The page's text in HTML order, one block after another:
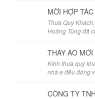
MỜI HỢP TÁC
Thưa Quý
Hoàng Tùng đã
THAY ÁO
Kính thưa quý
nhà e đều đóng
CÔNG TY